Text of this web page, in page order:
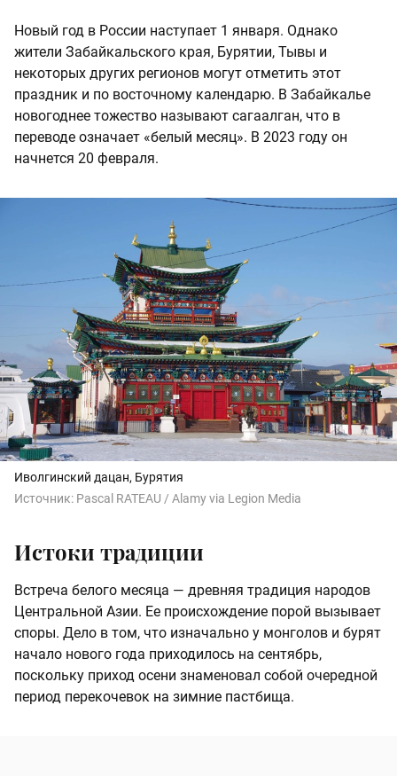
Новый год в России наступает 1 января. Однако
жители Забайкальского края, Бурятии, Тывы и
некоторых других регионов могут отметить этот
праздник и по восточному календарю. В Забайкалье
новогоднее тожество называют сагаалган, что в
переводе означает «белый месяц». В 2023 году он
начнется 20 февраля.
Иволгинский дацан, Бурятия
Источник: Pascal RATEAU / Alamy via Legion Media
Истоки традиции
Встреча белого месяца — древняя традиция народов
Центральной Азии. Ее происхождение порой вызывает
споры. Дело в том, что изначально у монголов и бурят
начало нового года приходилось на сентябрь,
поскольку приход осени знаменовал собой очередной
период перекочевок на зимние пастбища.